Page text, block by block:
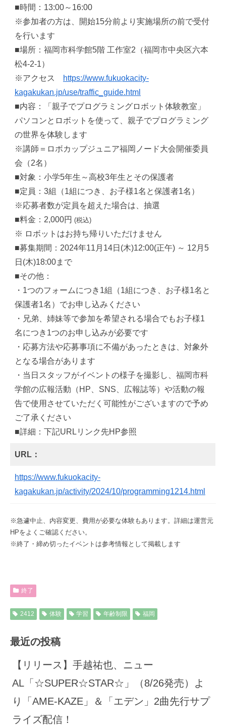
■時間：13:00～16:00
※参加者の方は、開始15分前より実施場所の前で受付
を行います
■場所：福岡市科学館5階 工作室2（福岡市中央区六本
松4-2-1）
※アクセス
https://www.fukuokacity-
kagakukan.jp/use/traffic_guide.html
■内容：「親子でプログラミングロボット体験教室」
パソコンとロボットを使って、親子でプログラミング
の世界を体験します
※講師＝ロボカップジュニア福岡ノード大会開催委員
会（2名）
■対象：小学5年生～高校3年生とその保護者
■定員：3組（1組につき、お子様1名と保護者1名）
※応募者数が定員を超えた場合は、抽選
■料金：2,000円 (税込)
※ ロボットはお持ち帰りいただけません
■募集期間：2024年11月14日(木)12:00(正午) ～ 12月5
日(木)18:00まで
■その他：
・1つのフォームにつき1組（1組につき、お子様1名と
保護者1名）でお申し込みください
・兄弟、姉妹等で参加を希望される場合でもお子様1
名につき1つのお申し込みが必要です
・応募方法や応募事項に不備があったときは、対象外
となる場合があります
・当日スタッフがイベントの様子を撮影し、福岡市科
学館の広報活動（HP、SNS、広報誌等）や活動の報
告で使用させていただく可能性がございますので予め
ご了承ください
■詳細：下記URLリンク先HP参照
URL：
https://www.fukuokacity-
kagakukan.jp/activity/2024/10/programming1214.html
※急遽中止、内容変更、費用が必要な体験もあります。詳細は運営元
HPをよくご確認ください。
※終了・締め切ったイベントは参考情報として掲載します
終了
2412 体験 学習 年齢制限 福岡
最近の投稿
【リリース】手越祐也、ニュー
AL「☆SUPER☆STAR☆」（8/26発売）よ
り「AME-KAZE」＆「エデン」2曲先行サプ
ライズ配信！